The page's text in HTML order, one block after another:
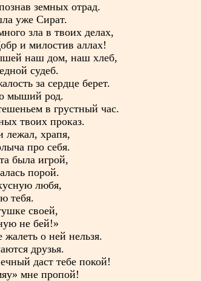
земных отрад.
уже Сират.
зла в твоих делах,
и милостив аллах!
наш дом, наш хлеб,
судеб.
за сердце берет.
мыший род.
в грустный час.
твоих проказ.
лежал, храпя,
про себя.
была игрой,
порой.
любя,
тебя.
своей,
не бей!»
о ней нельзя.
друзья.
даст тебе покой!
мне пропой!